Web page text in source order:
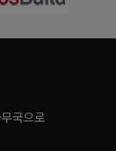
국으로